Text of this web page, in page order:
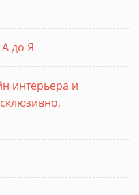
А до Я
интерьера и